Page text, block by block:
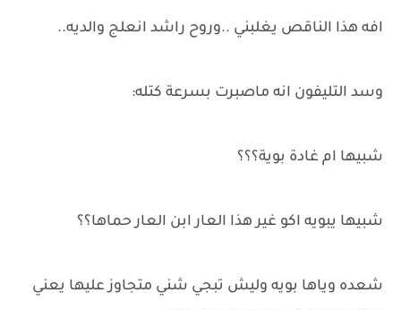
افه هذا الناقص يغلبني ..وروح راشد انعلج والديه..
وسد التليفون انه ماصبرت بسرعة كتله:
شبيها ام غادة بوية؟؟؟
شبيها يبويه اكو غير هذا العار ابن العار حماها؟؟
شعده وياها بويه وليش تبجي شني متجاوز عليها يعني